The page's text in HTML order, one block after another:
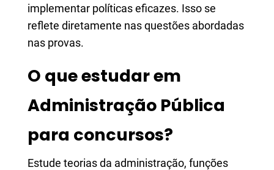
implementar políticas eficazes. Isso se
reflete diretamente nas questões abordadas
nas provas.
O que estudar em
Administração Pública
para concursos?
Estude teorias da administração, funções